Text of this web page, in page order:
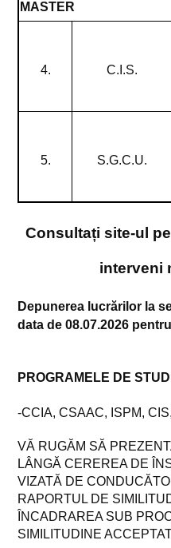
MASTER
4. C.I.S.
5. S.G.C.U.
Consultați site-ul
interveni
Depunerea lucrărilor la
data de 08.07.2026
PROGRAMELE DE
-CCIA, CSAAC, ISPM,
VĂ RUGĂM SĂ
LÂNGĂ CEREREA DE
VIZATĂ DE
RAPORTUL DE
ÎNCADRAREA SUB
SIMILITUDINE